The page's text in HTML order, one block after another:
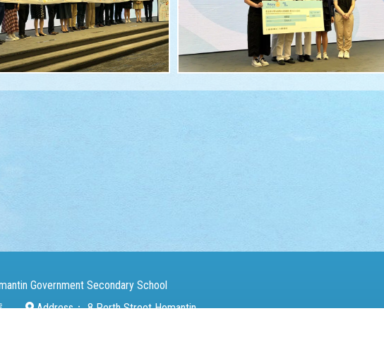
Government Secondary School
Address： 8 Perth Street Homantin